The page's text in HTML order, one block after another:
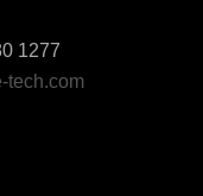
1277
tech.com